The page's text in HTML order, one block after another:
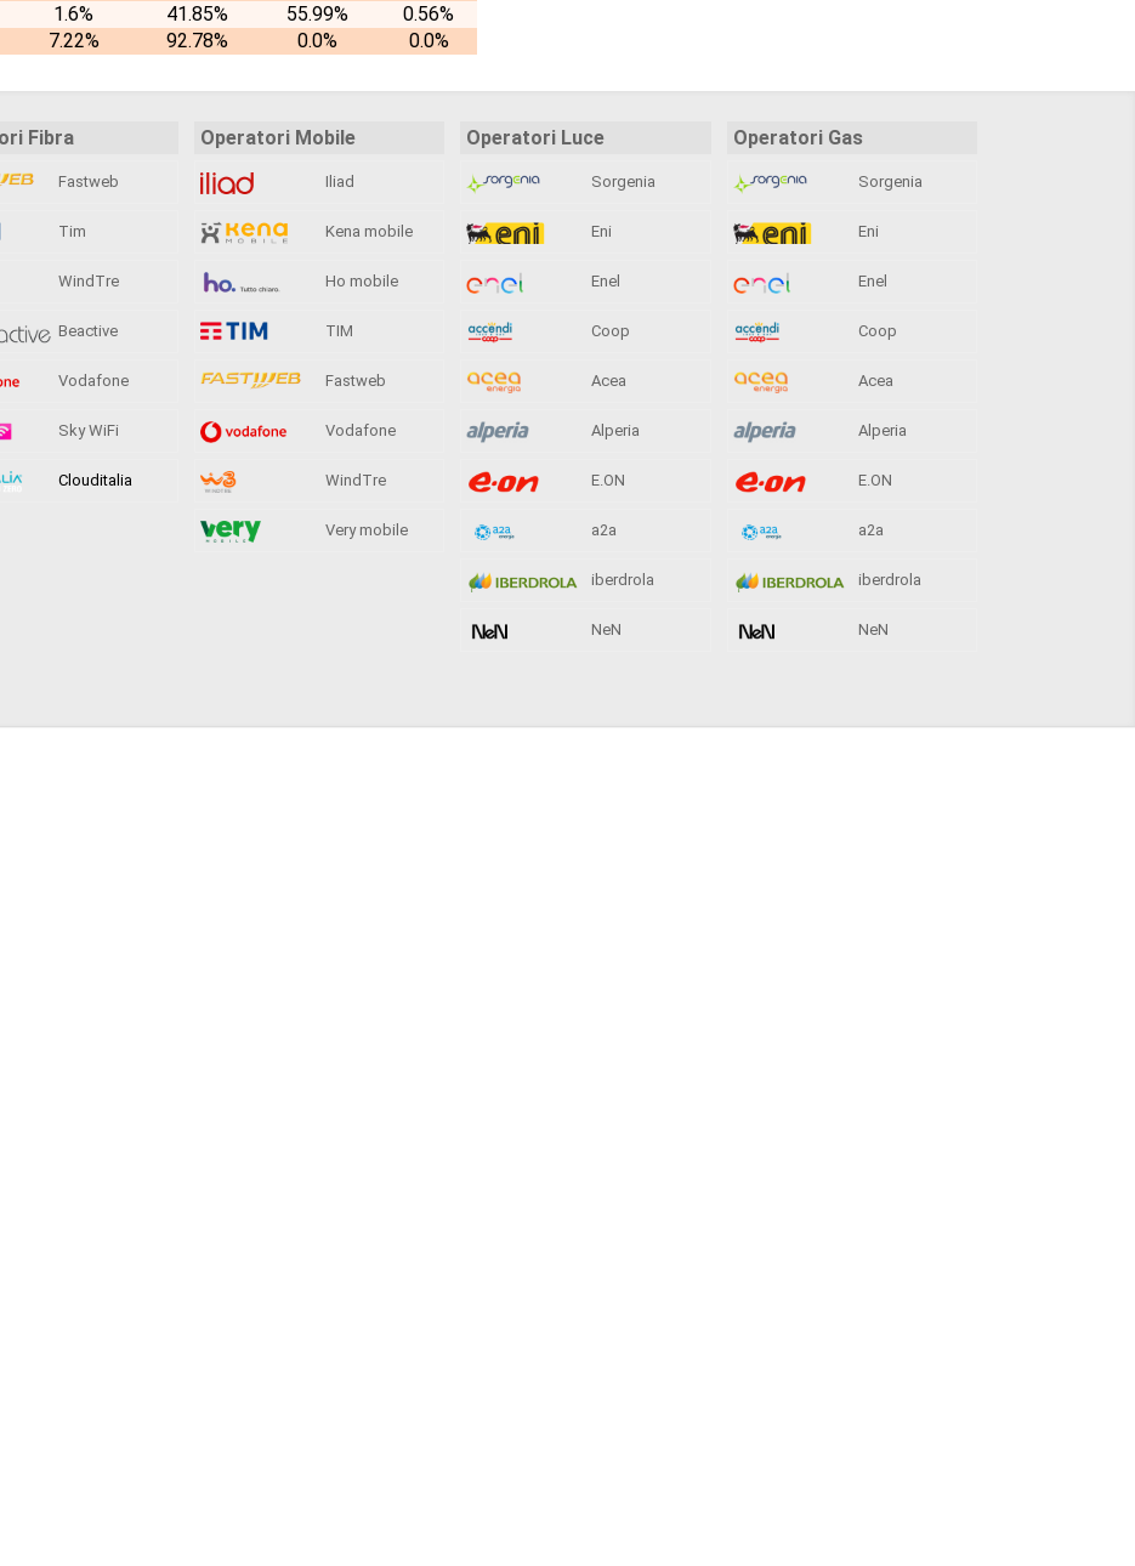
1.6% 41.85% 55.99%
0.56%
7.22% 92.78% 0.0% 0.0%
Fibra
Fastweb
Tim
WindTre
Beactive
Vodafone
Sky WiFi
Clouditalia
Operatori Mobile
Iliad
Kena mobile
Ho mobile
TIM
Fastweb
Vodafone
WindTre
Very mobile
Operatori Luce
Sorgenia
Eni
Enel
Coop
Acea
Alperia
E.ON
a2a
iberdrola
NeN
Operatori Gas
Sorgenia
Eni
Enel
Coop
Acea
Alperia
E.ON
a2a
iberdrola
NeN